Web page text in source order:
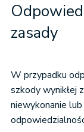
zasady
W przypadku
szkody wynikłej
niewykonanie